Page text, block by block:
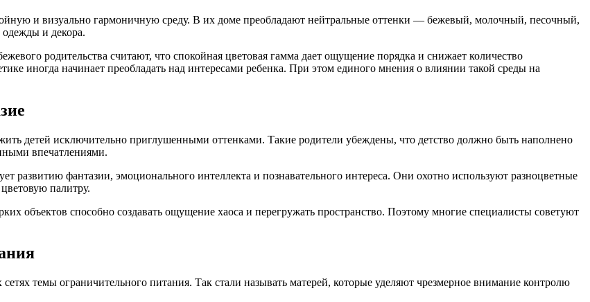
и визуально гармоничную среду. В их доме преобладают нейтральные оттенки — бежевый, молочный, песочный,
одежды и декора.
родительства считают, что спокойная цветовая гамма дает ощущение порядка и снижает количество
иногда начинает преобладать над интересами ребенка. При этом единого мнения о влиянии такой среды на
детей исключительно приглушенными оттенками. Такие родители убеждены, что детство должно быть наполнено
впечатлениями.
развитию фантазии, эмоционального интеллекта и познавательного интереса. Они охотно используют разноцветные
палитру.
объектов способно создавать ощущение хаоса и перегружать пространство. Поэтому многие специалисты советуют
темы ограничительного питания. Так стали называть матерей, которые уделяют чрезмерное внимание контролю